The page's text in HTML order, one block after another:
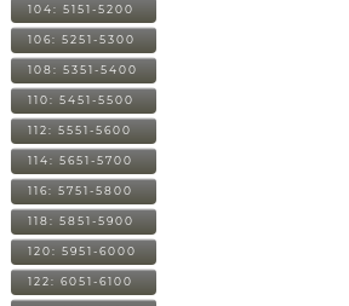
104: 5151-5200
106: 5251-5300
108: 5351-5400
110: 5451-5500
112: 5551-5600
114: 5651-5700
116: 5751-5800
118: 5851-5900
120: 5951-6000
122: 6051-6100